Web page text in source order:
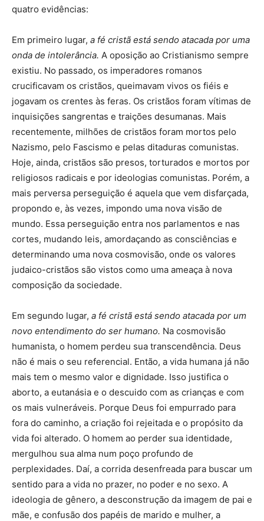
quatro evidências:
Em primeiro lugar, a fé cristã está sendo atacada por uma
onda de intolerância. A oposição ao Cristianismo sempre
existiu. No passado, os imperadores romanos
crucificavam os cristãos, queimavam vivos os fiéis e
jogavam os crentes às feras. Os cristãos foram vítimas de
inquisições sangrentas e traições desumanas. Mais
recentemente, milhões de cristãos foram mortos pelo
Nazismo, pelo Fascismo e pelas ditaduras comunistas.
Hoje, ainda, cristãos são presos, torturados e mortos por
religiosos radicais e por ideologias comunistas. Porém, a
mais perversa perseguição é aquela que vem disfarçada,
propondo e, às vezes, impondo uma nova visão de
mundo. Essa perseguição entra nos parlamentos e nas
cortes, mudando leis, amordaçando as consciências e
determinando uma nova cosmovisão, onde os valores
judaico-cristãos são vistos como uma ameaça à nova
composição da sociedade.
Em segundo lugar, a fé cristã está sendo atacada por um
novo entendimento do ser humano. Na cosmovisão
humanista, o homem perdeu sua transcendência. Deus
não é mais o seu referencial. Então, a vida humana já não
mais tem o mesmo valor e dignidade. Isso justifica o
aborto, a eutanásia e o descuido com as crianças e com
os mais vulneráveis. Porque Deus foi empurrado para
fora do caminho, a criação foi rejeitada e o propósito da
vida foi alterado. O homem ao perder sua identidade,
mergulhou sua alma num poço profundo de
perplexidades. Daí, a corrida desenfreada para buscar um
sentido para a vida no prazer, no poder e no sexo. A
ideologia de gênero, a desconstrução da imagem de pai e
mãe, e confusão dos papéis de marido e mulher, a